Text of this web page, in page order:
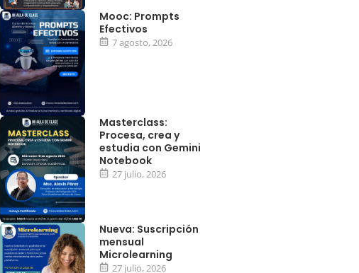
Mooc: Prompts
Efectivos
7 agosto, 2026
Masterclass:
Procesa, crea y
estudia con Gemini
Notebook
27 julio, 2026
Nueva: Suscripción
mensual
Microlearning
27 julio, 2026